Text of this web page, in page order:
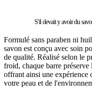
S'il devait y avoir du
Formulé sans paraben ni
savon est conçu avec soin
de qualité. Réalisé selon le
froid, chaque barre préserve
offrant ainsi une expérience
votre peau et de